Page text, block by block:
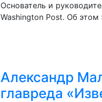
Основатель и
Washington Post. Об этом
Александр
главреда